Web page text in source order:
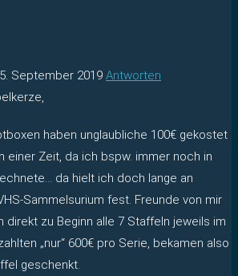
September 2019 Antworten
haben unglaubliche 100€ gekostet
einer Zeit, da ich bspw. immer noch in
da hielt ich doch lange an
Sammelsurium fest. Freunde von mir
direkt zu Beginn alle 7 Staffeln jeweils im
„nur“ 600€ pro Serie, bekamen also
geschenkt.